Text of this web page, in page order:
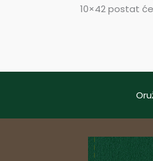
10×42 postat